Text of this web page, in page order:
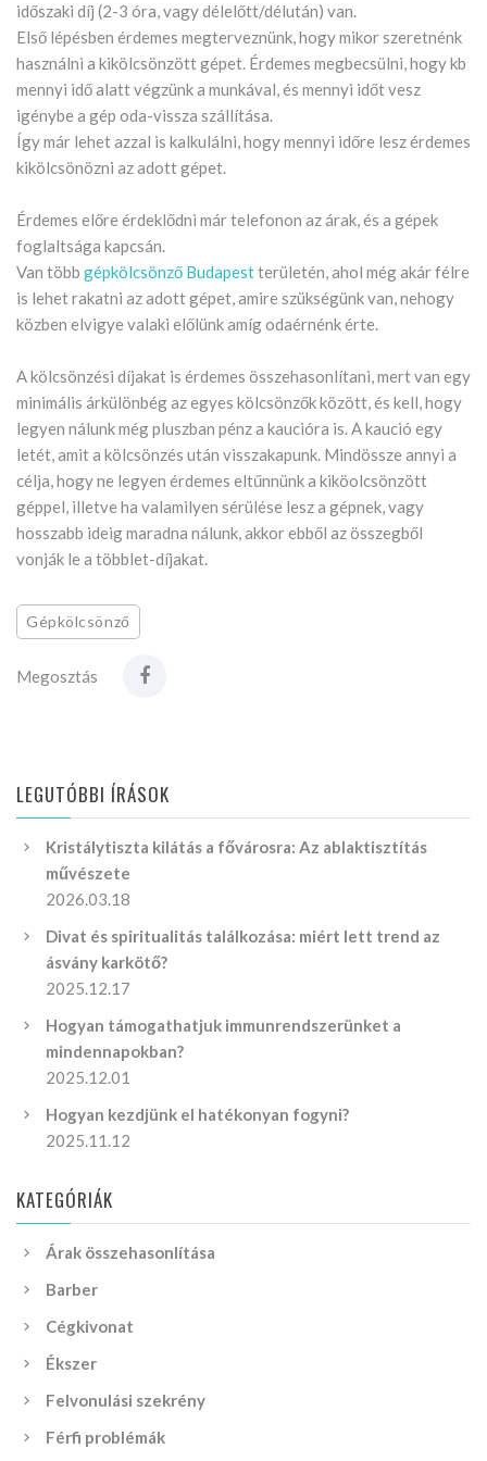
időszaki díj (2-3 óra, vagy délelőtt/délután) van.
Első lépésben érdemes megterveznünk, hogy mikor szeretnénk
használni a kikölcsönzött gépet. Érdemes megbecsülni, hogy kb
mennyi idő alatt végzünk a munkával, és mennyi időt vesz
igénybe a gép oda-vissza szállítása.
Így már lehet azzal is kalkulálni, hogy mennyi időre lesz érdemes
kikölcsönözni az adott gépet.
Érdemes előre érdeklődni már telefonon az árak, és a gépek
foglaltsága kapcsán.
Van több gépkölcsönző Budapestterületén, ahol még akár félre
is lehet rakatni az adott gépet, amire szükségünk van, nehogy
közben elvigye valaki előlünk amíg odaérnénk érte.
A kölcsönzési díjakat is érdemes összehasonlítani, mert van egy
minimális árkülönbég az egyes kölcsönzők között, és kell, hogy
legyen nálunk még pluszban pénz a kaucióra is. A kaució egy
letét, amit a kölcsönzés után visszakapunk. Mindössze annyi a
célja, hogy ne legyen érdemes eltűnnünk a kiköolcsönzött
géppel, illetve ha valamilyen sérülése lesz a gépnek, vagy
hosszabb ideig maradna nálunk, akkor ebből az összegből
vonják le a többlet-díjakat.
Gépkölcsönző
Megosztás
LEGUTÓBBI ÍRÁSOK
Kristálytiszta kilátás a fővárosra: Az ablaktisztítás
művészete
2026.03.18
Divat és spiritualitás találkozása: miért lett trend az
ásvány karkötő?
2025.12.17
Hogyan támogathatjuk immunrendszerünket a
mindennapokban?
2025.12.01
Hogyan kezdjünk el hatékonyan fogyni?
2025.11.12
KATEGÓRIÁK
Árak összehasonlítása
Barber
Cégkivonat
Ékszer
Felvonulási szekrény
Férfi problémák